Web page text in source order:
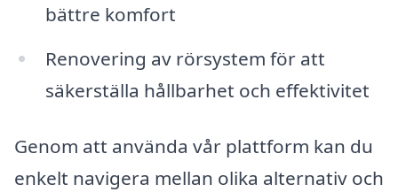
bättre komfort
Renovering av rörsystem för att
säkerställa hållbarhet och effektivitet
Genom att använda vår plattform kan du
enkelt navigera mellan olika alternativ och